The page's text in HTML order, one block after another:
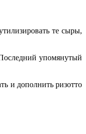
те сыры,
упомянутый
и дополнить ризотто